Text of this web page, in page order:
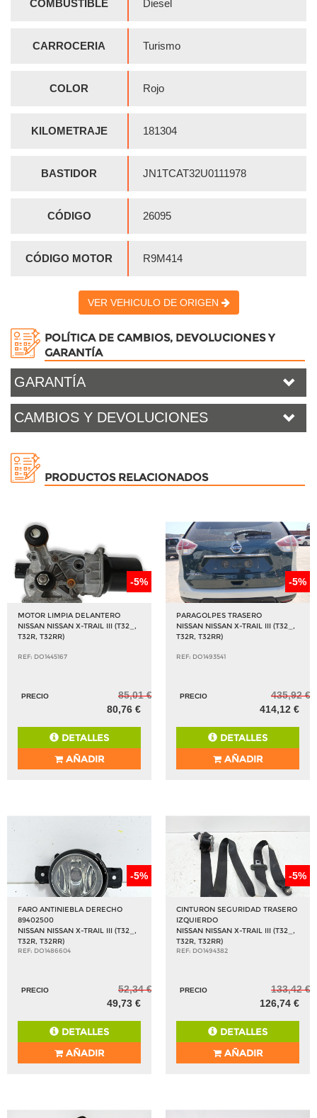
COMBUSTIBLE Diesel
CARROCERIA Turismo
COLOR Rojo
KILOMETRAJE 181304
BASTIDOR JN1TCAT32U0111978
CÓDIGO 26095
CÓDIGO MOTOR R9M414
VER VEHICULO DE ORIGEN
POLÍTICA DE CAMBIOS, DEVOLUCIONES Y
GARANTÍA
GARANTÍA
CAMBIOS Y DEVOLUCIONES
PRODUCTOS RELACIONADOS
-5%
MOTOR LIMPIA DELANTERO
NISSAN NISSAN X-TRAIL III (T32_,
T32R, T32RR)
REF: DO1445167
PRECIO
85,01 €
80,76 €
DETALLES
AÑADIR
-5%
PARAGOLPES TRASERO
NISSAN NISSAN X-TRAIL III (T32_,
T32R, T32RR)
REF: DO1493541
PRECIO
435,92 €
414,12 €
DETALLES
AÑADIR
-5%
FARO ANTINIEBLA DERECHO
89402500
NISSAN NISSAN X-TRAIL III (T32_,
T32R, T32RR)
REF: DO1486604
PRECIO
52,34 €
49,73 €
DETALLES
AÑADIR
-5%
CINTURON SEGURIDAD TRASERO
IZQUIERDO
NISSAN NISSAN X-TRAIL III (T32_,
T32R, T32RR)
REF: DO1494382
PRECIO
133,42 €
126,74 €
DETALLES
AÑADIR